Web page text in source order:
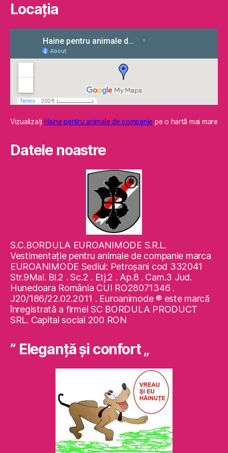
Locaţia
Vizualizaţi Haine pentru animale de companie pe o hartă mai mare
Datele noastre
S.C.BORDULA EUROANIMODE S.R.L.
Vestimentaţie pentru animale de companie marca
EUROANIMODE Sediul: Petroşani cod 332041
Str.9Mai. Bl.2 . Sc.2 . Etj.2 . Ap.8 . Cam.3 Jud.
Hunedoara România CUI RO28071346 .
J20/186/22.02.2011 . Euroanimode ® este marcă
înregistrată a firmei SC BORDULA PRODUCT
SRL. Capital social 200 RON
” Eleganţă şi confort „